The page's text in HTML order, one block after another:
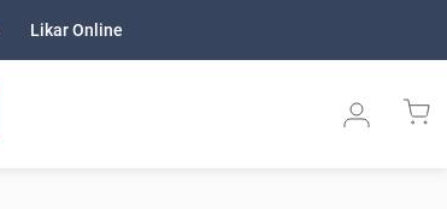
Likar Online